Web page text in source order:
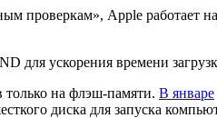
проверкам», Apple работает
для ускорения времени
только на флэш-памяти. В январе
диска для запуска